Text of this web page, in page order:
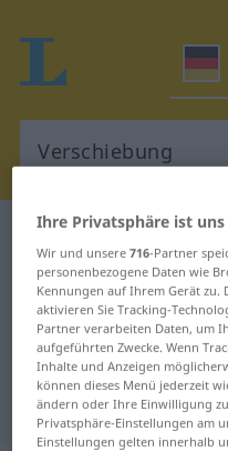
Deutsch-Spanisch
Deutsch-
"Verschiebung"
"Verschiebung"
Übersetzung
Ihre Privatsphäre ist
Wir und unsere716-Partner
personenbezogene Daten wie
Kennungen auf Ihrem Gerät zu.
aktivieren Sie Tracking-
Partner verarbeiten Daten, um
aufgeführten Zwecke. Wenn
Inhalte und Anzeigen
können dieses Menü jederzeit
ändern oder Ihre Einwilligung
Privatsphäre-Einstellungen am
Einstellungen gelten innerhalb